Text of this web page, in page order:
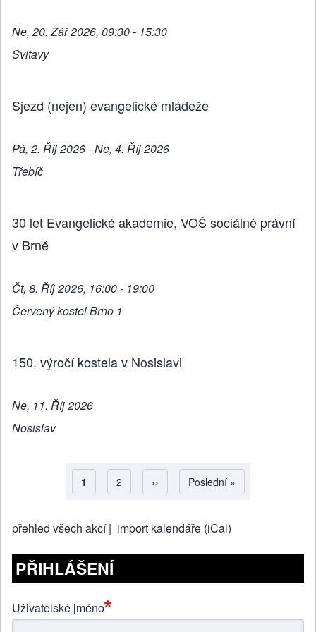
Ne, 20. Zář 2026, 09:30 - 15:30
Svitavy
Sjezd (nejen) evangelické mládeže
Pá, 2. Říj 2026 - Ne, 4. Říj 2026
Třebíč
30 let Evangelické akademie, VOŠ sociálně právní
v Brně
Čt, 8. Říj 2026, 16:00 - 19:00
Červený kostel Brno 1
150. výročí kostela v Nosislavi
Ne, 11. Říj 2026
Nosislav
Pagination
Aktuální stránka
1 Strana
2 Následující stránka
›› Poslední stránka
Poslední »
přehled všech akcí | import kalendáře (iCal)
PŘIHLÁŠENÍ
Uživatelské jméno